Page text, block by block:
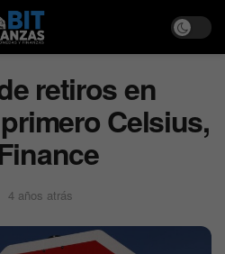
retiros en
Celsius,
4 años atrás